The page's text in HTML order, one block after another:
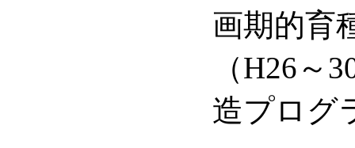
画期的育
（H26～
造プログ